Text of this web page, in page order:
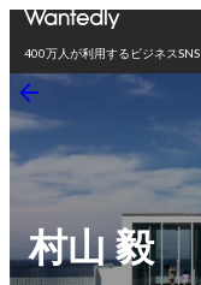
400万人が利用するビジネスSNS
村山 毅